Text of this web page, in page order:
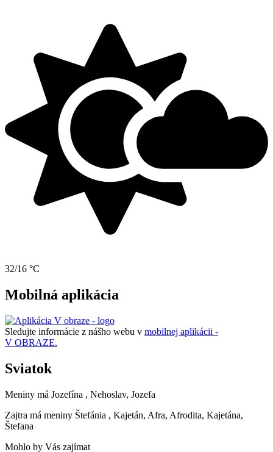
32/16 °C
Mobilná aplikácia
Sledujte informácie z nášho webu v mobilnej aplikácii -
V OBRAZE.
Sviatok
Meniny má Jozefína , Nehoslav, Jozefa
Zajtra má meniny Štefánia , Kajetán, Afra, Afrodita, Kajetána,
Štefana
Mohlo by Vás zajímat